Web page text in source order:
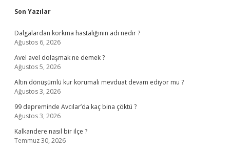
Sidebar
Son Yazılar
Dalgalardan korkma hastalığının adı nedir ?
Ağustos 6, 2026
Avel avel dolaşmak ne demek ?
Ağustos 5, 2026
Altın dönüşümlü kur korumalı mevduat devam ediyor mu ?
Ağustos 3, 2026
99 depreminde Avcılar’da kaç bina çöktü ?
Ağustos 3, 2026
Kalkandere nasıl bir ilçe ?
Temmuz 30, 2026